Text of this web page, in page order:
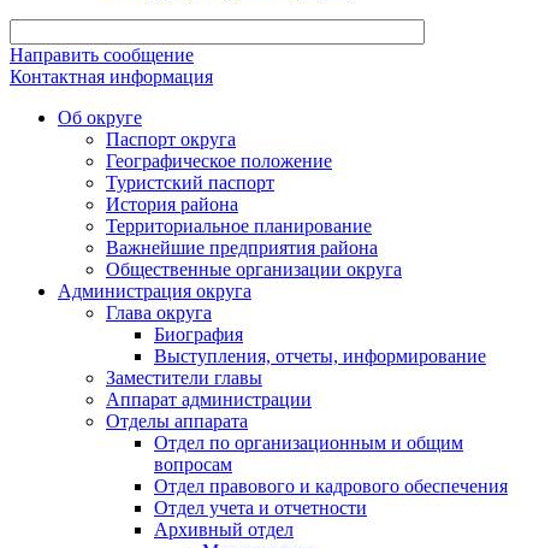
Направить сообщение
Контактная информация
Об округе
Паспорт округа
Географическое положение
Туристский паспорт
История района
Территориальное планирование
Важнейшие предприятия района
Общественные организации округа
Администрация округа
Глава округа
Биография
Выступления, отчеты, информирование
Заместители главы
Аппарат администрации
Отделы аппарата
Отдел по организационным и общим
вопросам
Отдел правового и кадрового обеспечения
Отдел учета и отчетности
Архивный отдел